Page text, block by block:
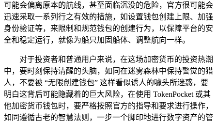
可能会偏离原本的航线，甚至面临沉没的危险，官方很可能会
迅速采取一系列行之有效的措施，如设置钱包创建上限、加强
身份验证等，来限制和规范钱包的创建行为，以保障平台的安
全和稳定运行，就像为船只加固船体、调整航向一样。
对于投资者和普通用户来说，在这场加密货币的投资热潮
中，要时刻保持清醒的头脑，如同在迷雾森林中保持警觉的猎
人，不要被 “无限创建钱包” 这样看似诱人的噱头所迷惑，要
明白这背后可能隐藏着的巨大风险，在使用 TokenPocket 或其
他加密货币钱包时，要严格按照官方的指导和要求进行操作，
如同遵循古老的智慧法则，一步一个脚印地进行数字资产的管